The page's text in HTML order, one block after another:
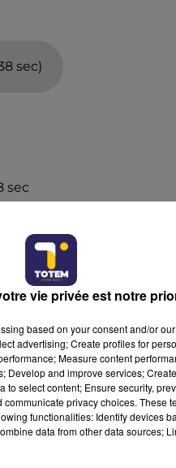
sec)
sec
sur un film, un objet,
une génération !
vie privée est notre
based on your consent and/or
advertising; Create profiles for
Measure content
Develop and improve services;
select content; Ensure security,
privacy choices. These
functionalities: Identify devices
data from other data sources;